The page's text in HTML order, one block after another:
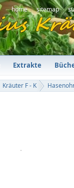
home sitemap
Extrakte
Kräuter F - K